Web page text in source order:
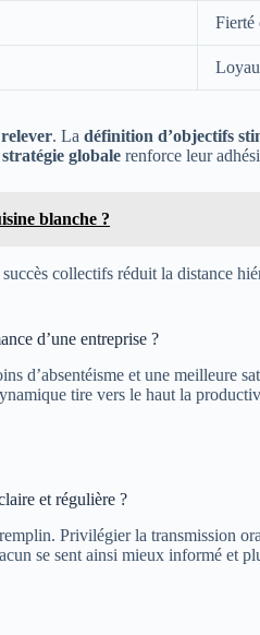
Fierté
. La définition d’objectifs
stratégie globale renforce leur
blanche ?
collectifs réduit la distance
d’une entreprise ?
d’absentéisme et une meilleure
tire vers le haut la
et régulière ?
Privilégier la transmission
se sent ainsi mieux informé et